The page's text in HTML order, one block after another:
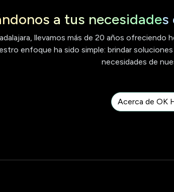
a tus
llevamos más de 20 años ofreciendo
enfoque ha sido simple: brindar
necesidades de
Acerca de OK